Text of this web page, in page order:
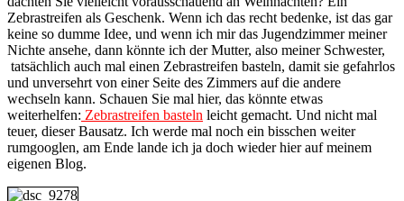
Zebrastreifen als Geschenk. Wenn ich das recht bedenke, ist das gar
keine so dumme Idee, und wenn ich mir das Jugendzimmer meiner
Nichte ansehe, dann könnte ich der Mutter, also meiner Schwester,
tatsächlich auch mal einen Zebrastreifen basteln, damit sie gefahrlos
und unversehrt von einer Seite des Zimmers auf die andere
wechseln kann. Schauen Sie mal hier, das könnte etwas
weiterhelfen: Zebrastreifen basteln leicht gemacht. Und nicht mal
teuer, dieser Bausatz. Ich werde mal noch ein bisschen weiter
rumgooglen, am Ende lande ich ja doch wieder hier auf meinem
eigenen Blog.